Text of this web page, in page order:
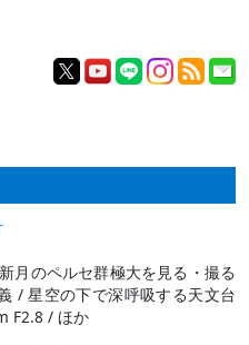
月のペルセ群極大を見る・撮る
/ 星空の下で深呼吸する天文台
F2.8 / ほか